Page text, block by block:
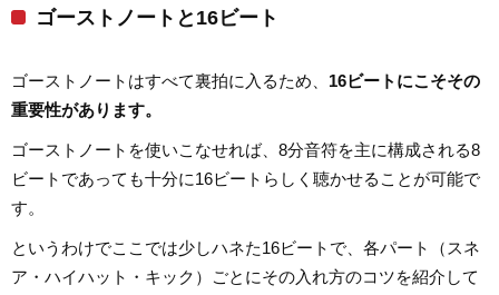
ゴーストノートと16ビート
ゴーストノートはすべて裏拍に入るため、 16ビートにこそその
重要性があります。
ゴーストノートを使いこなせれば、8分音符を主に構成される8
ビートであっても十分に16ビートらしく聴かせることが可能で
す。
というわけでここでは少しハネた16ビートで、各パート（スネ
ア・ハイハット・キック）ごとにその入れ方のコツを紹介して